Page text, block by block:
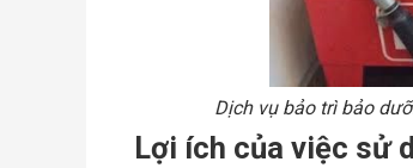
Dịch vụ bảo trì bảo
Lợi ích của việc sử